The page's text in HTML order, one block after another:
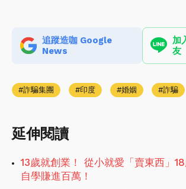
追蹤造咖 Google
News
加
友
詐騙集團 印度 婚姻 詐騙
延伸閱讀
13歲就創業！ 從小就愛「賣東西」
自學賺進百萬！